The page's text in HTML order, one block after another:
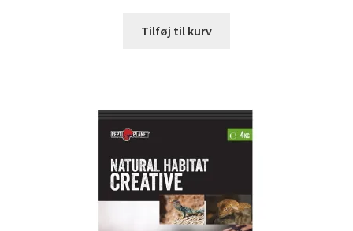
Tilføj til kurv